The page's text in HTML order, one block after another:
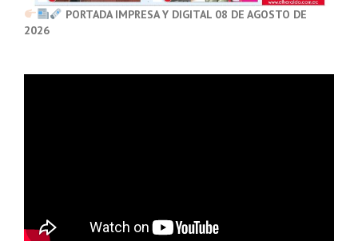
PORTADA IMPRESA Y DIGITAL 08 DE AGOSTO DE
2026